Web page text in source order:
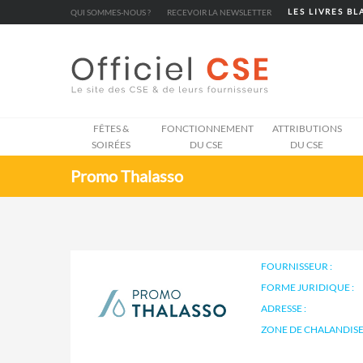
QUI SOMMES-NOUS ? RECEVOIR LA NEWSLETTER LES LIVRES
FÊTES &
SOIRÉES
FONCTIONNEMENT
DU CSE
ATTRIBUTIONS
DU CSE
Promo Thalasso
FOURNISSEUR :
FORME JURIDIQUE :
ADRESSE :
ZONE DE
Cookies management panel